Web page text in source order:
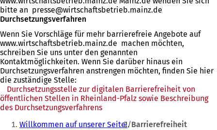
bitte an presse wirtschaftsbetrieb.mainz de
Durchsetzungsverfahren
Wenn Sie Vorschläge für mehr barrierefreie Angebote auf
www.wirtschaftsbetrieb.mainz.de machen möchten,
schreiben Sie uns unter den genannten
Kontaktmöglichkeiten. Wenn Sie darüber hinaus ein
Durchsetzungsverfahren anstrengen möchten, finden Sie hier
die zuständige Stelle:
Durchsetzungsstelle zur digitalen Barrierefreiheit von
öffentlichen Stellen in Rheinland-Pfalz sowie Beschreibung
des Durchsetzungsverfahrens
einem
Sie Willkommen auf unserer Seite! Barrierefreiheit